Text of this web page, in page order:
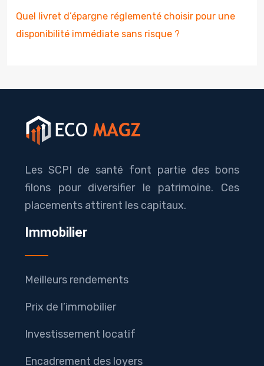
Quel livret d’épargne réglementé choisir pour une
disponibilité immédiate sans risque ?
Les SCPI de santé font partie des bons
filons pour diversifier le patrimoine. Ces
placements attirent les capitaux.
Immobilier
Meilleurs rendements
Prix de l’immobilier
Investissement locatif
Encadrement des loyers